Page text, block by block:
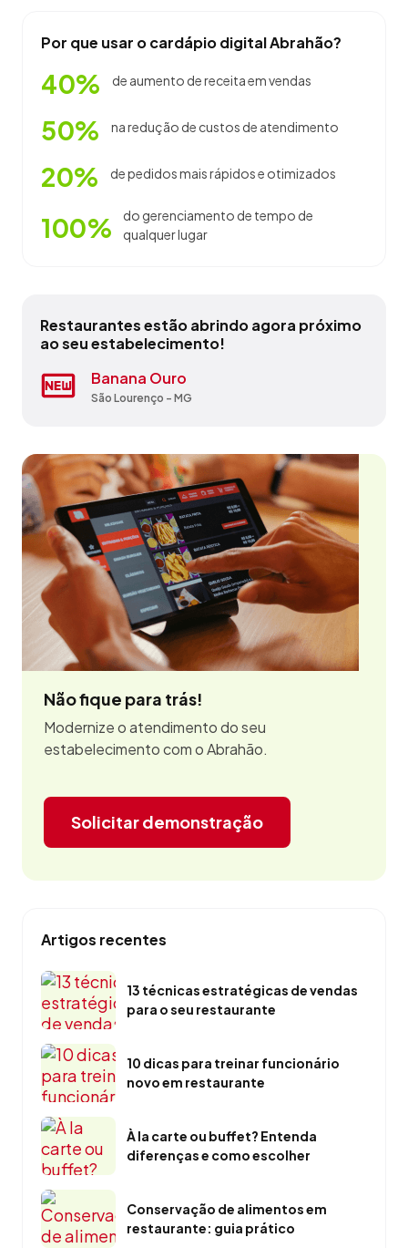
Por que usar o cardápio digital Abrahão?
40% de aumento de receita em vendas
50% na redução de custos de atendimento
20% de pedidos mais rápidos e otimizados
100%
do gerenciamento de tempo de
qualquer lugar
Restaurantes estão abrindo agora próximo
ao seu estabelecimento!
Auto Posto Teixeira
São Sebastião do Oeste - MG
Banana Ouro
São Lourenço - MG
Delfraro Café
Caxambu - MG
Gastro Da Serra
Catas Altas - MG
Haus Muchem
Belo Horizonte - MG
Hotel E Restaurante Loubach
Governador Valadares - MG
Misturama Bar E Restaurante
São João da Lagoa - MG
Pousada Shalon
Divisa Alegre - MG
Restaurante E Lanchonete Kanange
Malacacheta - MG
Restaurante Pazzanese E Elias
Belo Horizonte - MG
Não fique para trás!
Modernize o atendimento do seu
estabelecimento com o Abrahão.
Solicitar demonstração
Artigos recentes
13 técnicas estratégicas de vendas
para o seu restaurante
10 dicas para treinar funcionário
novo em restaurante
À la carte ou buffet? Entenda
diferenças e como escolher
Conservação de alimentos em
restaurante: guia prático